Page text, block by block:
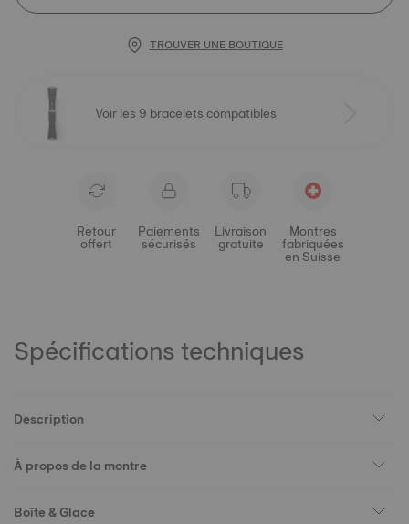
TROUVER UNE BOUTIQUE
Voir les 9 bracelets compatibles
Retour
offert
Paiements
sécurisés
Livraison
gratuite
Montres
fabriquées
en Suisse
Spécifications techniques
Description
À propos de la montre
Boîte & Glace